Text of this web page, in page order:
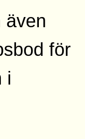
även
för
i